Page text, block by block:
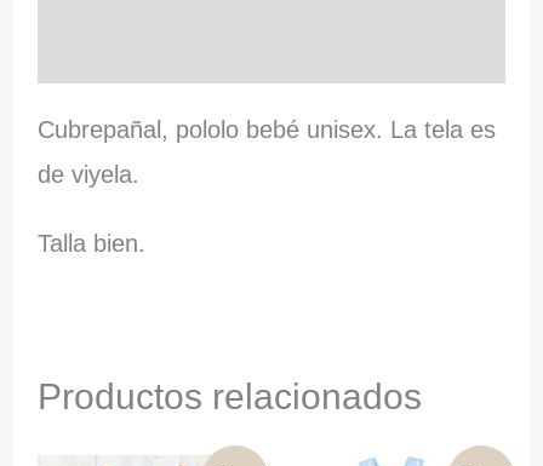
Cubrepañal, pololo bebé unisex. La tela es
de viyela.
Talla bien.
Productos relacionados